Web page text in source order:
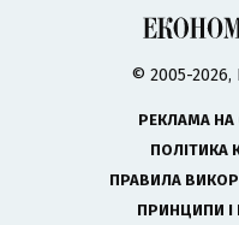
© 2005-
РЕКЛАМА НА
ПОЛІТИКА
ПРАВИЛА
ПРИНЦИПИ